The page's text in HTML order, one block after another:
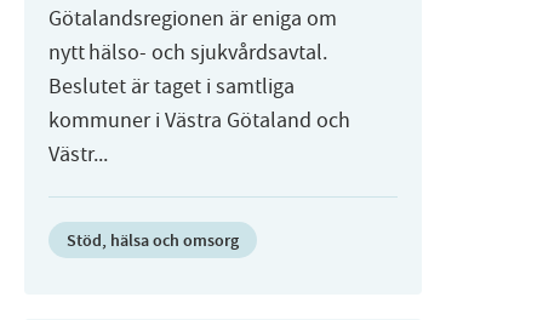
Götalandsregionen är eniga om
nytt hälso- och sjukvårdsavtal.
Beslutet är taget i samtliga
kommuner i Västra Götaland och
Västr...
Stöd, hälsa och omsorg